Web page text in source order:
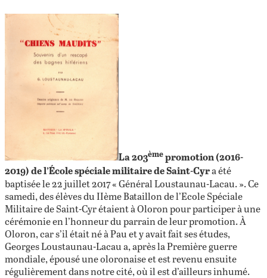
La 203èmepromotion (2016-
2019) de l’École spéciale militaire de Saint-Cyra été
baptisée le 22 juillet 2017 « Général Loustaunau-Lacau. ». Ce
samedi, des élèves du IIème Bataillon de l’Ecole Spéciale
Militaire de Saint-Cyr étaient à Oloron pour participer à une
cérémonie en l’honneur du parrain de leur promotion. À
Oloron, car s’il était né à Pau et y avait fait ses études,
Georges Loustaunau-Lacau a, après la Première guerre
mondiale, épousé une oloronaise et est revenu ensuite
régulièrement dans notre cité, où il est d’ailleurs inhumé.